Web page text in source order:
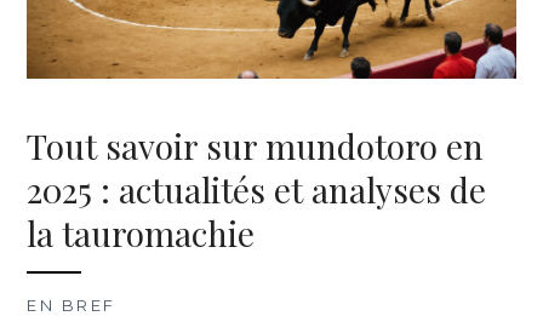
Tout savoir sur mundotoro en
2025 : actualités et analyses de
la tauromachie
EN BREF